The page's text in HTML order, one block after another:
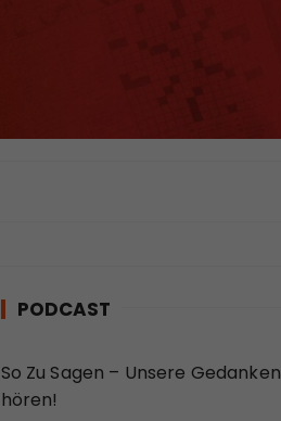
PODCAST
So Zu Sagen – Unsere Gedanken
hören!